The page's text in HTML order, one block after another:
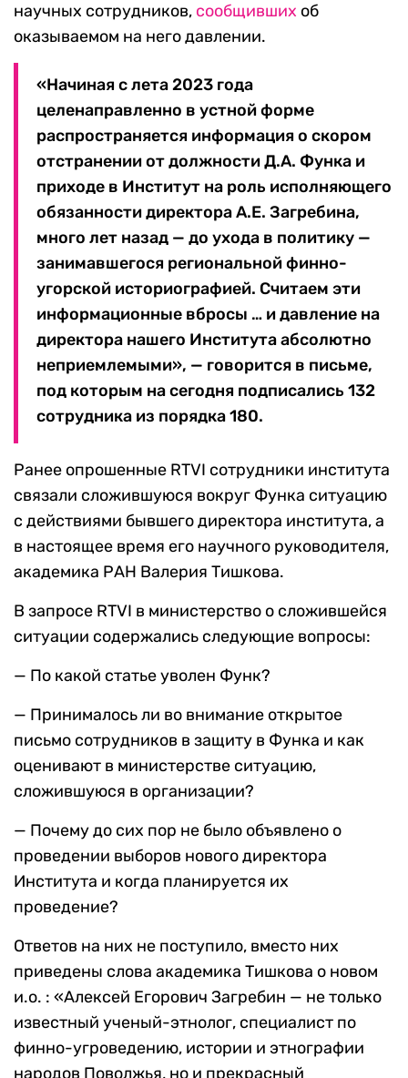
научных сотрудников, сообщивших об
оказываемом на него давлении.
«Начиная с лета 2023 года
целенаправленно в устной форме
распространяется информация о скором
отстранении от должности Д.А. Функа и
приходе в Институт на роль исполняющего
обязанности директора А.Е. Загребина,
много лет назад — до ухода в политику —
занимавшегося региональной финно-
угорской историографией. Считаем эти
информационные вбросы … и давление на
директора нашего Института абсолютно
неприемлемыми», — говорится в письме,
под которым на сегодня подписались 132
сотрудника из порядка 180.
Ранее опрошенные RTVI сотрудники института
связали сложившуюся вокруг Функа ситуацию
с действиями бывшего директора института, а
в настоящее время его научного руководителя,
академика РАН Валерия Тишкова.
В запросе RTVI в министерство о сложившейся
ситуации содержались следующие вопросы:
— По какой статье уволен Функ?
— Принималось ли во внимание открытое
письмо сотрудников в защиту в Функа и как
оценивают в министерстве ситуацию,
сложившуюся в организации?
— Почему до сих пор не было объявлено о
проведении выборов нового директора
Института и когда планируется их
проведение?
Ответов на них не поступило, вместо них
приведены слова академика Тишкова о новом
и.о. : «Алексей Егорович Загребин — не только
известный ученый-этнолог, специалист по
финно-угроведению, истории и этнографии
народов Поволжья, но и прекрасный